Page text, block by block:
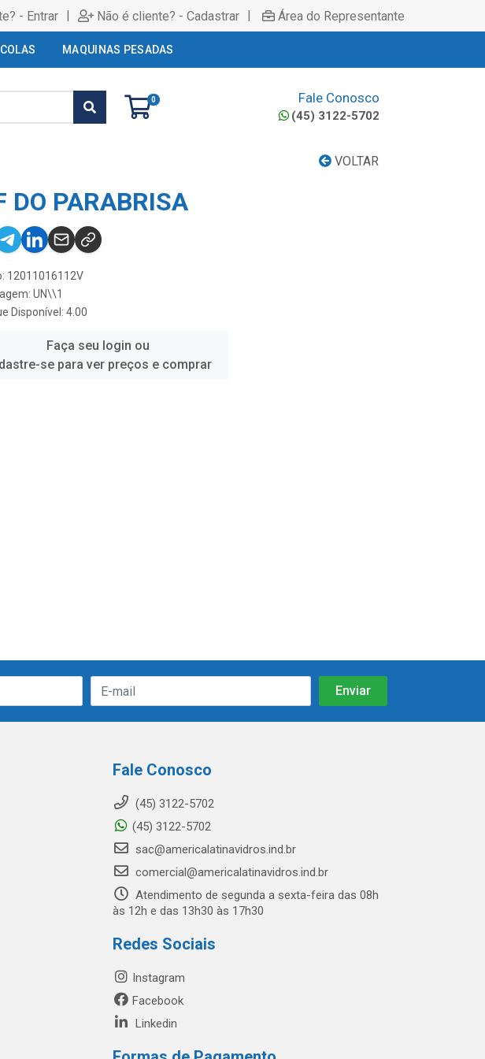
- Entrar | Não é cliente? - Cadastrar | Área do Representante
MAQUINAS PESADAS
0 Fale Conosco
(45) 3122-5702
VOLTAR
DO PARABRISA
12011016112V
UN\\1
Disponível: 4.00
Faça seu login ou
se para ver preços e comprar
Fale Conosco
(45) 3122-5702
(45) 3122-5702
sac@americalatinavidros.ind.br
comercial@americalatinavidros.ind.br
Atendimento de segunda a sexta-feira das 08h
às 12h e das 13h30 às 17h30
Redes Sociais
Instagram
Facebook
Linkedin